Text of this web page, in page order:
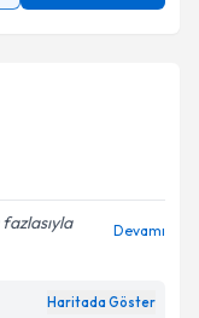
Devamı
Haritada Göster